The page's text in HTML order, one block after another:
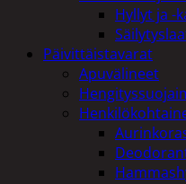
Hyllyt ja -
Päivittäistavarat
Apuvälineet